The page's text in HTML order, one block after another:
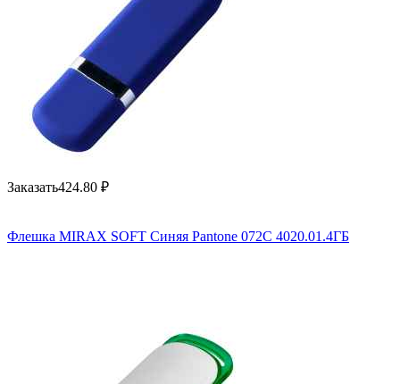
Заказать424.80 ₽
Флешка MIRAX SOFT Синяя Pantone 072C 4020.01.4ГБ